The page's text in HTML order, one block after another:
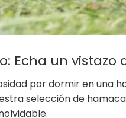
Echa un
por dormir en una
selección de